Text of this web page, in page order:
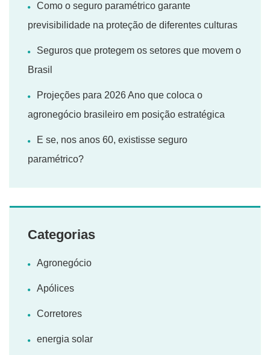
Como o seguro paramétrico garante
previsibilidade na proteção de diferentes culturas
Seguros que protegem os setores que movem o
Brasil
Projeções para 2026 Ano que coloca o
agronegócio brasileiro em posição estratégica
E se, nos anos 60, existisse seguro
paramétrico?
Categorias
Agronegócio
Apólices
Corretores
energia solar